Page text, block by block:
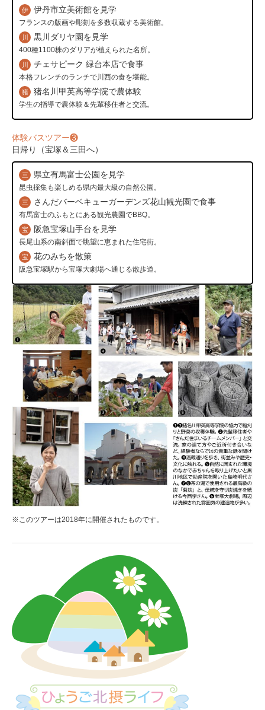
伊 伊丹市立美術館を見学
フランスの版画や彫刻を多数収蔵する美術館。
川 黒川ダリヤ園を見学
400種1100株のダリアが植えられた名所。
川 チェサピーク 緑台本店で食事
本格フレンチのランチで川西の食を堪能。
猪 猪名川甲英高等学院で農体験
学生の指導で農体験＆先輩移住者と交流。
体験バスツアー❸
日帰り（宝塚＆三田へ）
三 県立有馬富士公園を見学
昆虫採集も楽しめる県内最大級の自然公園。
三 さんだバーベキューガーデンズ花山観光園で食事
有馬富士のふもとにある観光農園でBBQ。
宝 阪急宝塚山手台を見学
長尾山系の南斜面で眺望に恵まれた住宅街。
宝 花のみちを散策
阪急宝塚駅から宝塚大劇場へ通じる散歩道。
※このツアーは2018年に開催されたものです。